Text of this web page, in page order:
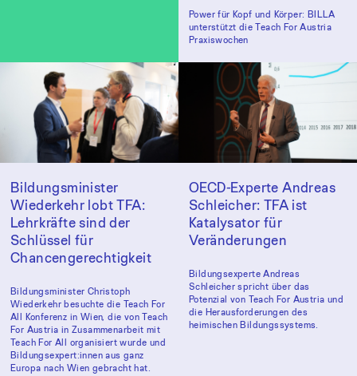
Power für Kopf und Körper: BILLA
unterstützt die Teach For Austria
Praxiswochen
Bildungsminister
Wiederkehr lobt TFA:
Lehrkräfte sind der
Schlüssel für
Chancengerechtigkeit
Bildungsminister Christoph
Wiederkehr besuchte die Teach For
All Konferenz in Wien, die von Teach
For Austria in Zusammenarbeit mit
Teach For All organisiert wurde und
Bildungsexpert:innen aus ganz
Europa nach Wien gebracht hat.
OECD-Experte Andreas
Schleicher: TFA ist
Katalysator für
Veränderungen
Bildungsexperte Andreas
Schleicher spricht über das
Potenzial von Teach For Austria und
die Herausforderungen des
heimischen Bildungssystems.